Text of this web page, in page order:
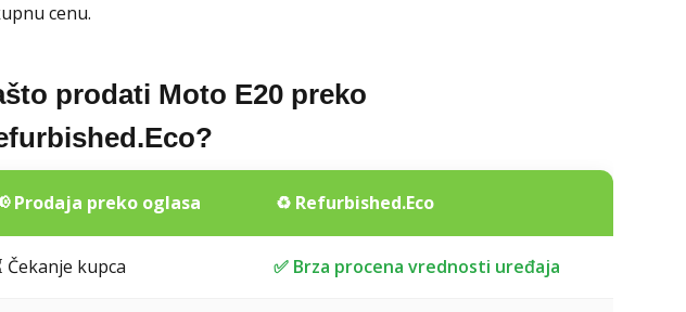
cenu.
prodati Moto E20 preko
Prodaja preko oglasa ♻️ Refurbished.Eco
Čekanje kupca ✅ Brza procena vrednosti uređaja